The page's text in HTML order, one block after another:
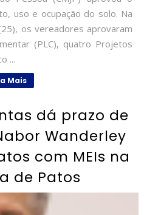
uso e ocupação do solo. Na
os vereadores aprovaram
(PLC), quatro Projetos
...
Mais
dá prazo de
Wanderley
com MEIs na
de Patos